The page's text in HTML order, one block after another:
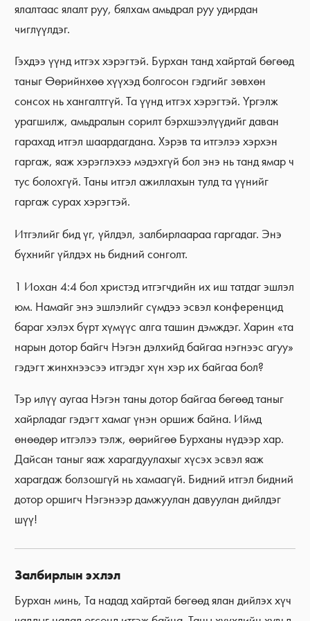
ялалтаас ялалт руу, бялхам амьдрал руу удирдан
чиглүүлдэг.
Гэхдээ үүнд итгэх хэрэгтэй. Бурхан танд хайртай бөгөөд
таныг Өөрийнхөө хүүхэд болгосон гэдгийг зөвхөн
сонсох нь хангалтгүй. Та үүнд итгэх хэрэгтэй. Үргэлж
урагшилж, амьдралын сорилт бэрхшээлүүдийг даван
гарахад итгэл шаардагдана. Хэрэв та итгэлээ хэрхэн
гаргаж, яаж хэрэглэхээ мэдэхгүй бол энэ нь танд ямар ч
тус болохгүй. Таны итгэл ажиллахын тулд та үүнийг
гаргаж сурах хэрэгтэй.
Итгэлийг бид үг, үйлдэл, залбирлаараа гаргадаг. Энэ
бүхнийг үйлдэх нь бидний сонголт.
1 Иохан 4:4 бол христэд итгэгчдийн их иш татдаг эшлэл
юм. Намайг энэ эшлэлийг сүмдээ эсвэл конференцид
бараг хэлэх бүрт хүмүүс алга ташин дэмждэг. Харин «та
нарын дотор байгч Нэгэн дэлхийд байгаа нэгнээс агуу»
гэдэгт жинхнээсээ итгэдэг хүн хэр их байгаа бол?
Тэр илүү аугаа Нэгэн таны дотор байгаа бөгөөд таныг
хайрладаг гэдэгт хамаг үнэн оршиж байна. Иймд
өнөөдөр итгэлээ тэлж, өөрийгөө Бурханы нүдээр хар.
Дайсан таныг яаж харагдуулахыг хүсэх эсвэл яаж
харагдаж болзошгүй нь хамаагүй. Бидний итгэл бидний
дотор оршигч Нэгэнээр дамжуулан давуулан дийлдэг
шүү!
Залбирлын эхлэл
Бурхан минь, Та надад хайртай бөгөөд ялан дийлэх хүч